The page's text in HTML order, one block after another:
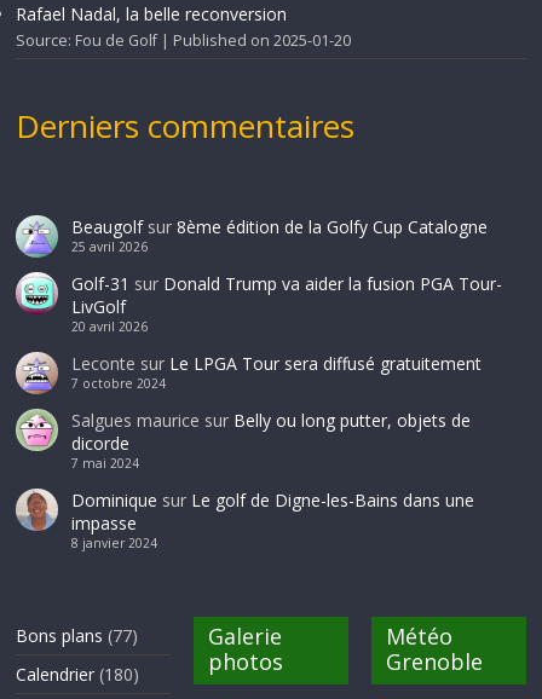
Rafael Nadal, la belle reconversion
Source: Fou de Golf Published on 2025-01-20
Derniers commentaires
Beaugolfsur 8ème édition de la Golfy Cup Catalogne
25 avril 2026
Golf-31 sur Donald Trump va aider la fusion PGA Tour-
LivGolf
20 avril 2026
Leconte sur Le LPGA Tour sera diffusé gratuitement
7 octobre 2024
Salgues maurice sur Belly ou long putter, objets de
dicorde
7 mai 2024
Dominique sur Le golf de Digne-les-Bains dans une
impasse
8 janvier 2024
Bons plans (77)
Calendrier (180)
Galerie
photos
Météo
Grenoble